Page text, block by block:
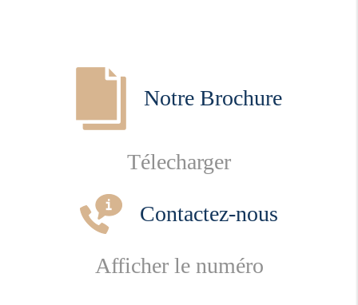
Notre Brochure
Télecharger
Contactez-nous
Afficher le numéro